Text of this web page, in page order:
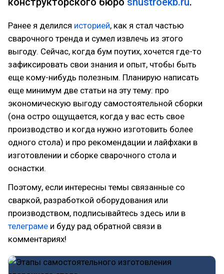
Ранее я делился историей, как я стал частью
сварочного тренда и сумел извлечь из этого
выгоду. Сейчас, когда бум поутих, хочется где-то
зафиксировать свои знания и опыт, чтобы быть
еще кому-нибудь полезным. Планирую написать
еще минимум две статьи на эту тему: про
экономическую выгоду самостоятельной сборки
(она остро ощущается, когда у вас есть свое
производство и когда нужно изготовить более
одного стола) и про рекомендации и лайфхаки в
изготовлении и сборке сварочного стола и
оснастки.
Поэтому, если интересны темы связанные со
сваркой, разработкой оборудования или
производством, подписывайтесь здесь или в
телеграме и буду рад обратной связи в
комментариях!